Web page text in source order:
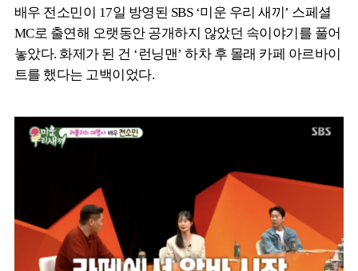
배우 전소민이 17일 방영된 SBS ‘미운 우리 새끼’ 스페셜
MC로 출연해 오랫동안 공개하지 않았던 속이야기를 풀어
놓았다. 화제가 된 건 ‘런닝맨’ 하차 후 몰래 카페 아르바이
트를 했다는 고백이었다.